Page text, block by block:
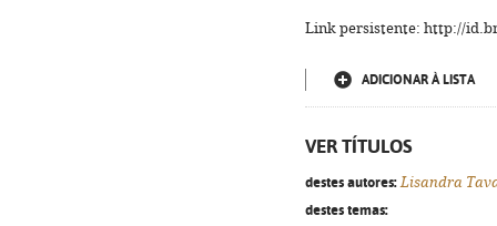
Link persistente: http://
ADICIONAR À LISTA
VER TÍTULOS
destes autores: Lisandra
destes temas: